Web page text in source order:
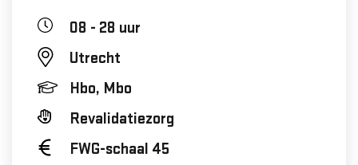
08 - 28 uur
Utrecht
Hbo, Mbo
Revalidatiezorg
FWG-schaal 45